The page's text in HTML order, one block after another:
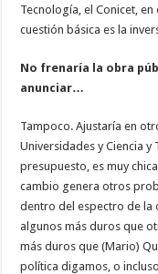
Tecnología, el Conicet,
cuestión básica es la
No frenaría la obra
anunciar…
Tampoco. Ajustaría en
Universidades y Ciencia
presupuesto, es muy
cambio genera otros
dentro del espectro de la
algunos más duros que
más duros que (Mario)
política digamos, o